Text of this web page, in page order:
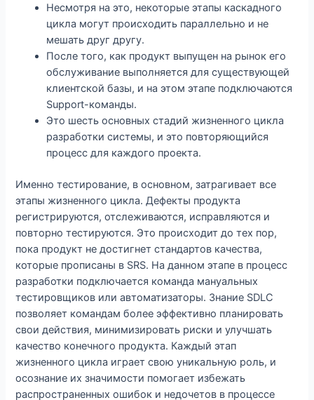
Несмотря на это, некоторые этапы каскадного
цикла могут происходить параллельно и не
мешать друг другу.
После того, как продукт выпущен на рынок его
обслуживание выполняется для существующей
клиентской базы, и на этом этапе подключаются
Support-команды.
Это шесть основных стадий жизненного цикла
разработки системы, и это повторяющийся
процесс для каждого проекта.
Именно тестирование, в основном, затрагивает все
этапы жизненного цикла. Дефекты продукта
регистрируются, отслеживаются, исправляются и
повторно тестируются. Это происходит до тех пор,
пока продукт не достигнет стандартов качества,
которые прописаны в SRS. На данном этапе в процесс
разработки подключается команда мануальных
тестировщиков или автоматизаторы. Знание SDLC
позволяет командам более эффективно планировать
свои действия, минимизировать риски и улучшать
качество конечного продукта. Каждый этап
жизненного цикла играет свою уникальную роль, и
осознание их значимости помогает избежать
распространенных ошибок и недочетов в процессе